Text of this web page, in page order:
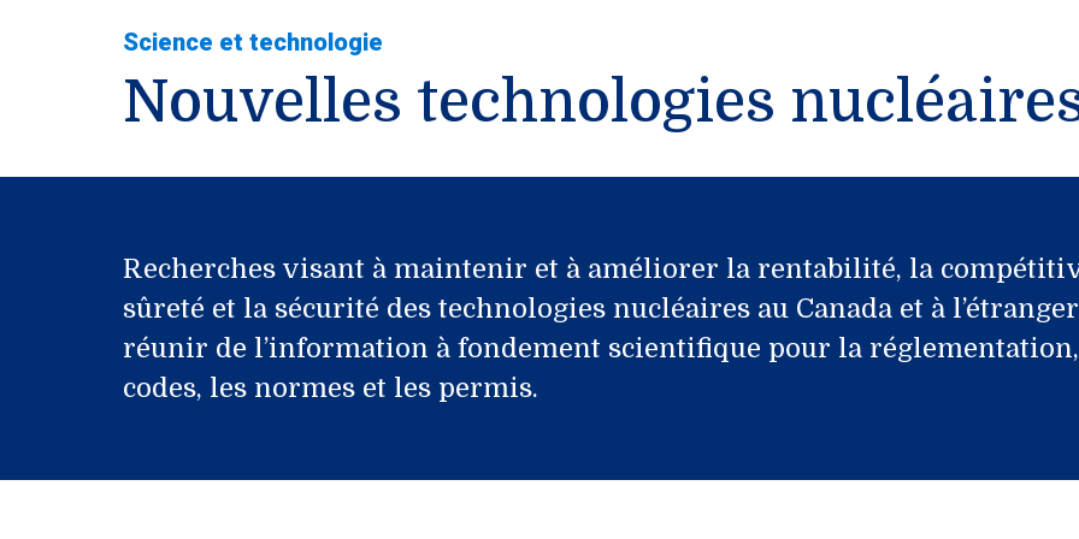
Science et technologie
Nouvelles technologies
Recherches visant à maintenir et à améliorer la rentabilité, la
sûreté et la sécurité des technologies nucléaires au Canada et à
réunir de l’information à fondement scientifique pour la
codes, les normes et les permis.